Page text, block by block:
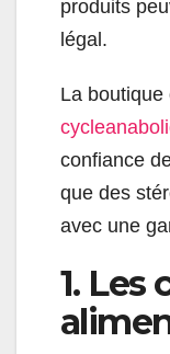
produits
légal.
La
confiance
que des
avec une
1. Les